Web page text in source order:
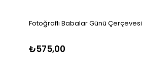
Fotoğraflı Babalar Günü Çerçevesi
₺575,00